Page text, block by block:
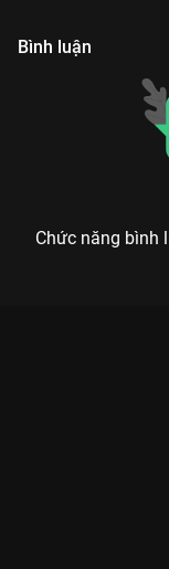
Bình luận
Chức năng bình